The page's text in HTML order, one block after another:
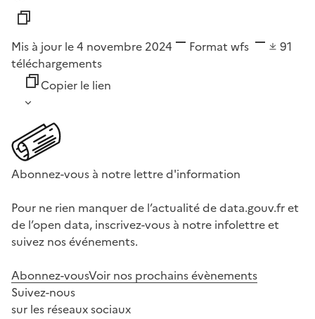
Mis à jour le 4 novembre 2024 Format wfs
91
téléchargements
Copier le lien
Abonnez-vous à notre lettre d'information
Pour ne rien manquer de l’actualité de data.gouv.fr et
de l’open data, inscrivez-vous à notre infolettre et
suivez nos événements.
Abonnez-vousVoir nos prochains évènements
Suivez-nous
sur les réseaux sociaux